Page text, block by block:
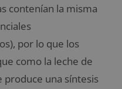
contenían la misma
por lo que los
como la leche de
produce una síntesis